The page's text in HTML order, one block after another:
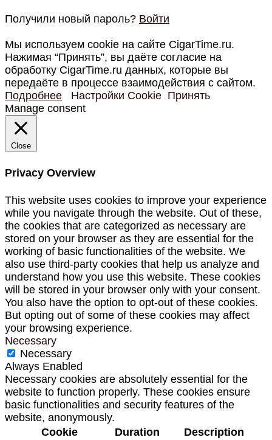
Получили новый пароль? Войти
Мы используем cookie на сайте CigarTime.ru.
Нажимая “Принять”, вы даёте согласие на
обработку CigarTime.ru данных, которые вы
передаёте в процессе взаимодействия с сайтом.
Подробнее
Настройки Cookie Принять
Manage consent
Close
Privacy Overview
This website uses cookies to improve your experience
while you navigate through the website. Out of these,
the cookies that are categorized as necessary are
stored on your browser as they are essential for the
working of basic functionalities of the website. We
also use third-party cookies that help us analyze and
understand how you use this website. These cookies
will be stored in your browser only with your consent.
You also have the option to opt-out of these cookies.
But opting out of some of these cookies may affect
your browsing experience.
Necessary
Necessary
Always Enabled
Necessary cookies are absolutely essential for the
website to function properly. These cookies ensure
basic functionalities and security features of the
website, anonymously.
Cookie
Duration Description